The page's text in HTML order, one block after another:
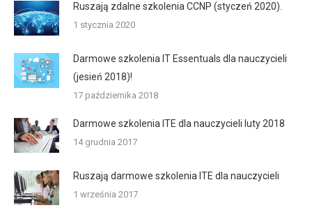
Ruszają zdalne szkolenia CCNP (styczeń 2020).
1 stycznia 2020
Darmowe szkolenia IT Essentuals dla nauczycieli
(jesień 2018)!
17 października 2018
Darmowe szkolenia ITE dla nauczycieli luty 2018
14 grudnia 2017
Ruszają darmowe szkolenia ITE dla nauczycieli
1 września 2017